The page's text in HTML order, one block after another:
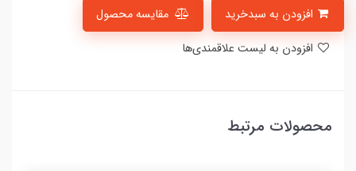
مقایسه محصول
محصولات مرتبط